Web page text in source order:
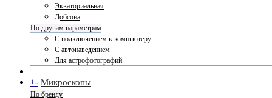
Экваториальная
Добсона
По другим параметрам
С подключением к компьютеру
С автонаведением
Для астрофотографий
+- Микроскопы
По бренду